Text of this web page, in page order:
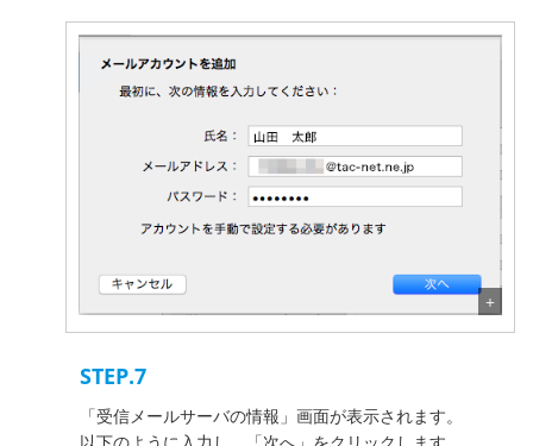
STEP.7
「受信メールサーバの情報」画面が表示されます。